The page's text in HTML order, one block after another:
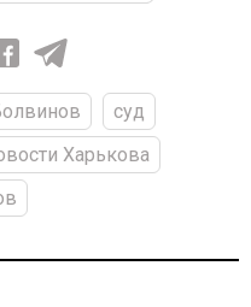
суд
Харькова